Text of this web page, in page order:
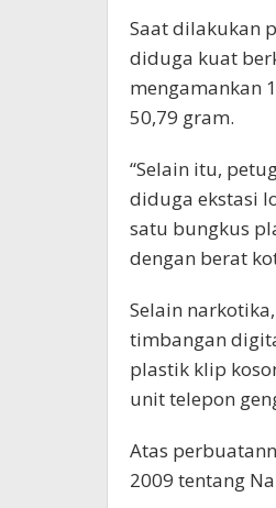
Saat dilakukan
diduga kuat
mengamankan
50,79 gram.
“Selain itu,
diduga ekstasi
satu bungkus
dengan berat
Selain
timbangan
plastik klip
unit telepon
Atas
2009 tentang